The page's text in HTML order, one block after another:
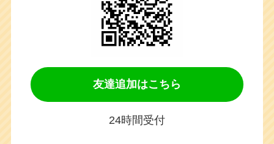
友達追加はこちら
24時間受付